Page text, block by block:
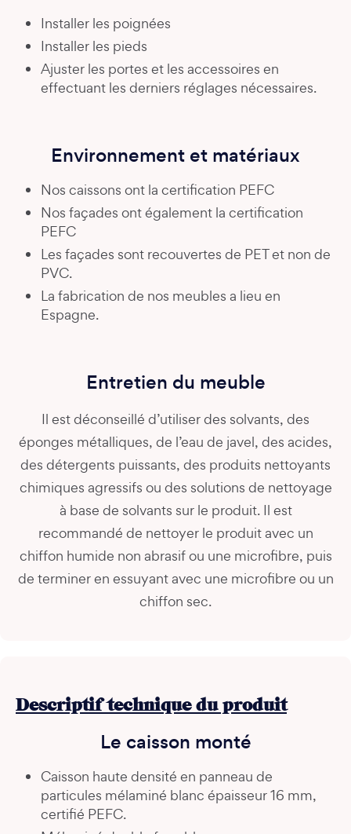
Installer les poignées
Installer les pieds
Ajuster les portes et les accessoires en
effectuant les derniers réglages nécessaires.
Environnement et matériaux
Nos caissons ont la certification PEFC
Nos façades ont également la certification
PEFC
Les façades sont recouvertes de PET et non de
PVC.
La fabrication de nos meubles a lieu en
Espagne.
Entretien du meuble
Il est déconseillé d’utiliser des solvants, des
éponges métalliques, de l’eau de javel, des acides,
des détergents puissants, des produits nettoyants
chimiques agressifs ou des solutions de nettoyage
à base de solvants sur le produit. Il est
recommandé de nettoyer le produit avec un
chiffon humide non abrasif ou une microfibre, puis
de terminer en essuyant avec une microfibre ou un
chiffon sec.
Descriptif technique du produit
Le caisson monté
Caisson haute densité en panneau de
particules mélaminé blanc épaisseur 16 mm,
certifié PEFC.